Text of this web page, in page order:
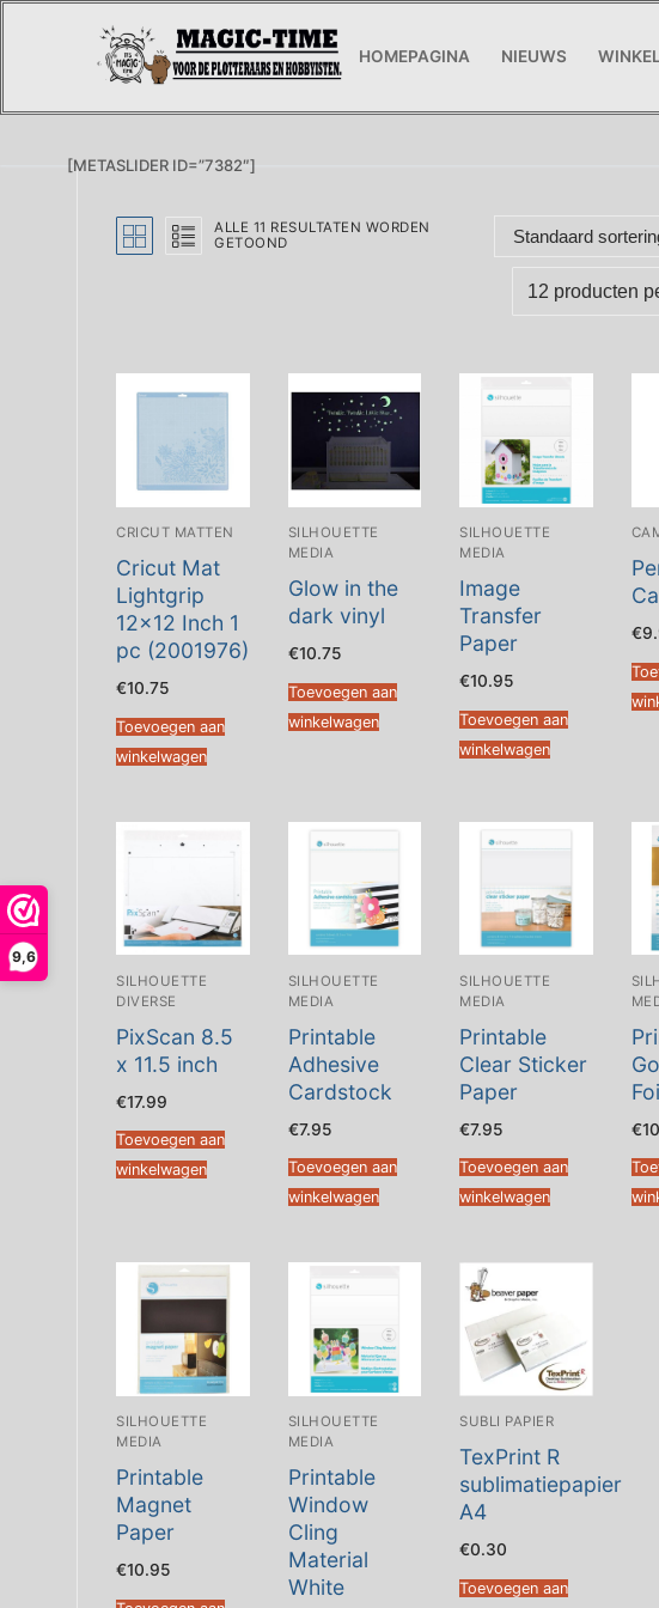
9,6
HOMEPAGINA NIEUWS
[METASLIDER ID=”7382″]
ALLE 11 RESULTATEN WORDEN
GETOOND
CRICUT MATTEN
Cricut Mat
Lightgrip
12×12 Inch 1
pc (2001976)
€10.75
Toevoegen aan
winkelwagen
SILHOUETTE
MEDIA
Glow in the
dark vinyl
€10.75
Toevoegen aan
winkelwagen
SILHOUETTE
MEDIA
Image
Transfer
Paper
€10.95
Toevoegen aan
winkelwagen
€
SILHOUETTE
DIVERSE
PixScan 8.5
x 11.5 inch
€17.99
Toevoegen aan
winkelwagen
SILHOUETTE
MEDIA
Printable
Adhesive
Cardstock
€7.95
Toevoegen aan
winkelwagen
SILHOUETTE
MEDIA
Printable
Clear Sticker
Paper
€7.95
Toevoegen aan
winkelwagen
€
SILHOUETTE
MEDIA
Printable
Magnet
Paper
€10.95
SILHOUETTE
MEDIA
Printable
Window
Cling
Material
White
SUBLI PAPIER
TexPrint R
sublimatiepapier
A4
€0.30
Toevoegen aan